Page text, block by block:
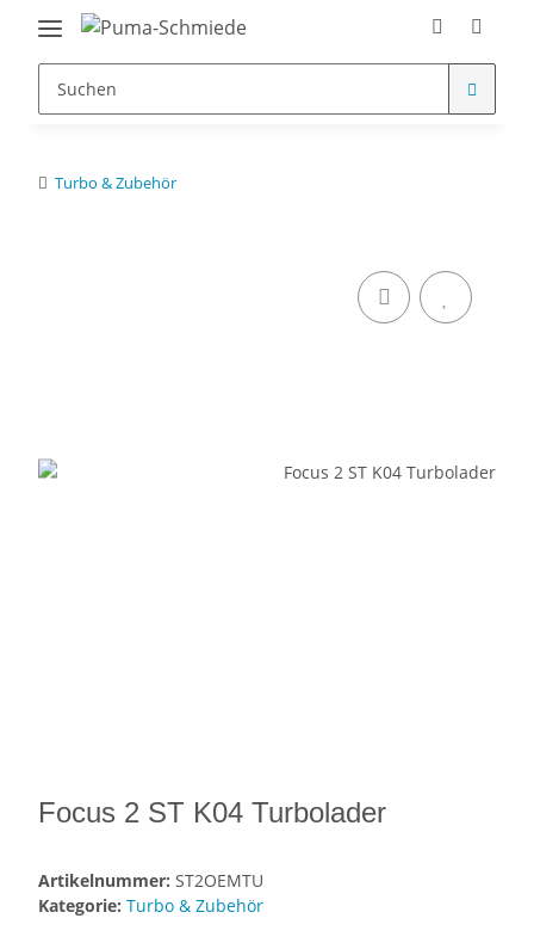
Turbo & Zubehör
Focus 2 ST K04 Turbolader
Artikelnummer: ST2OEMTU
Kategorie: Turbo & Zubehör